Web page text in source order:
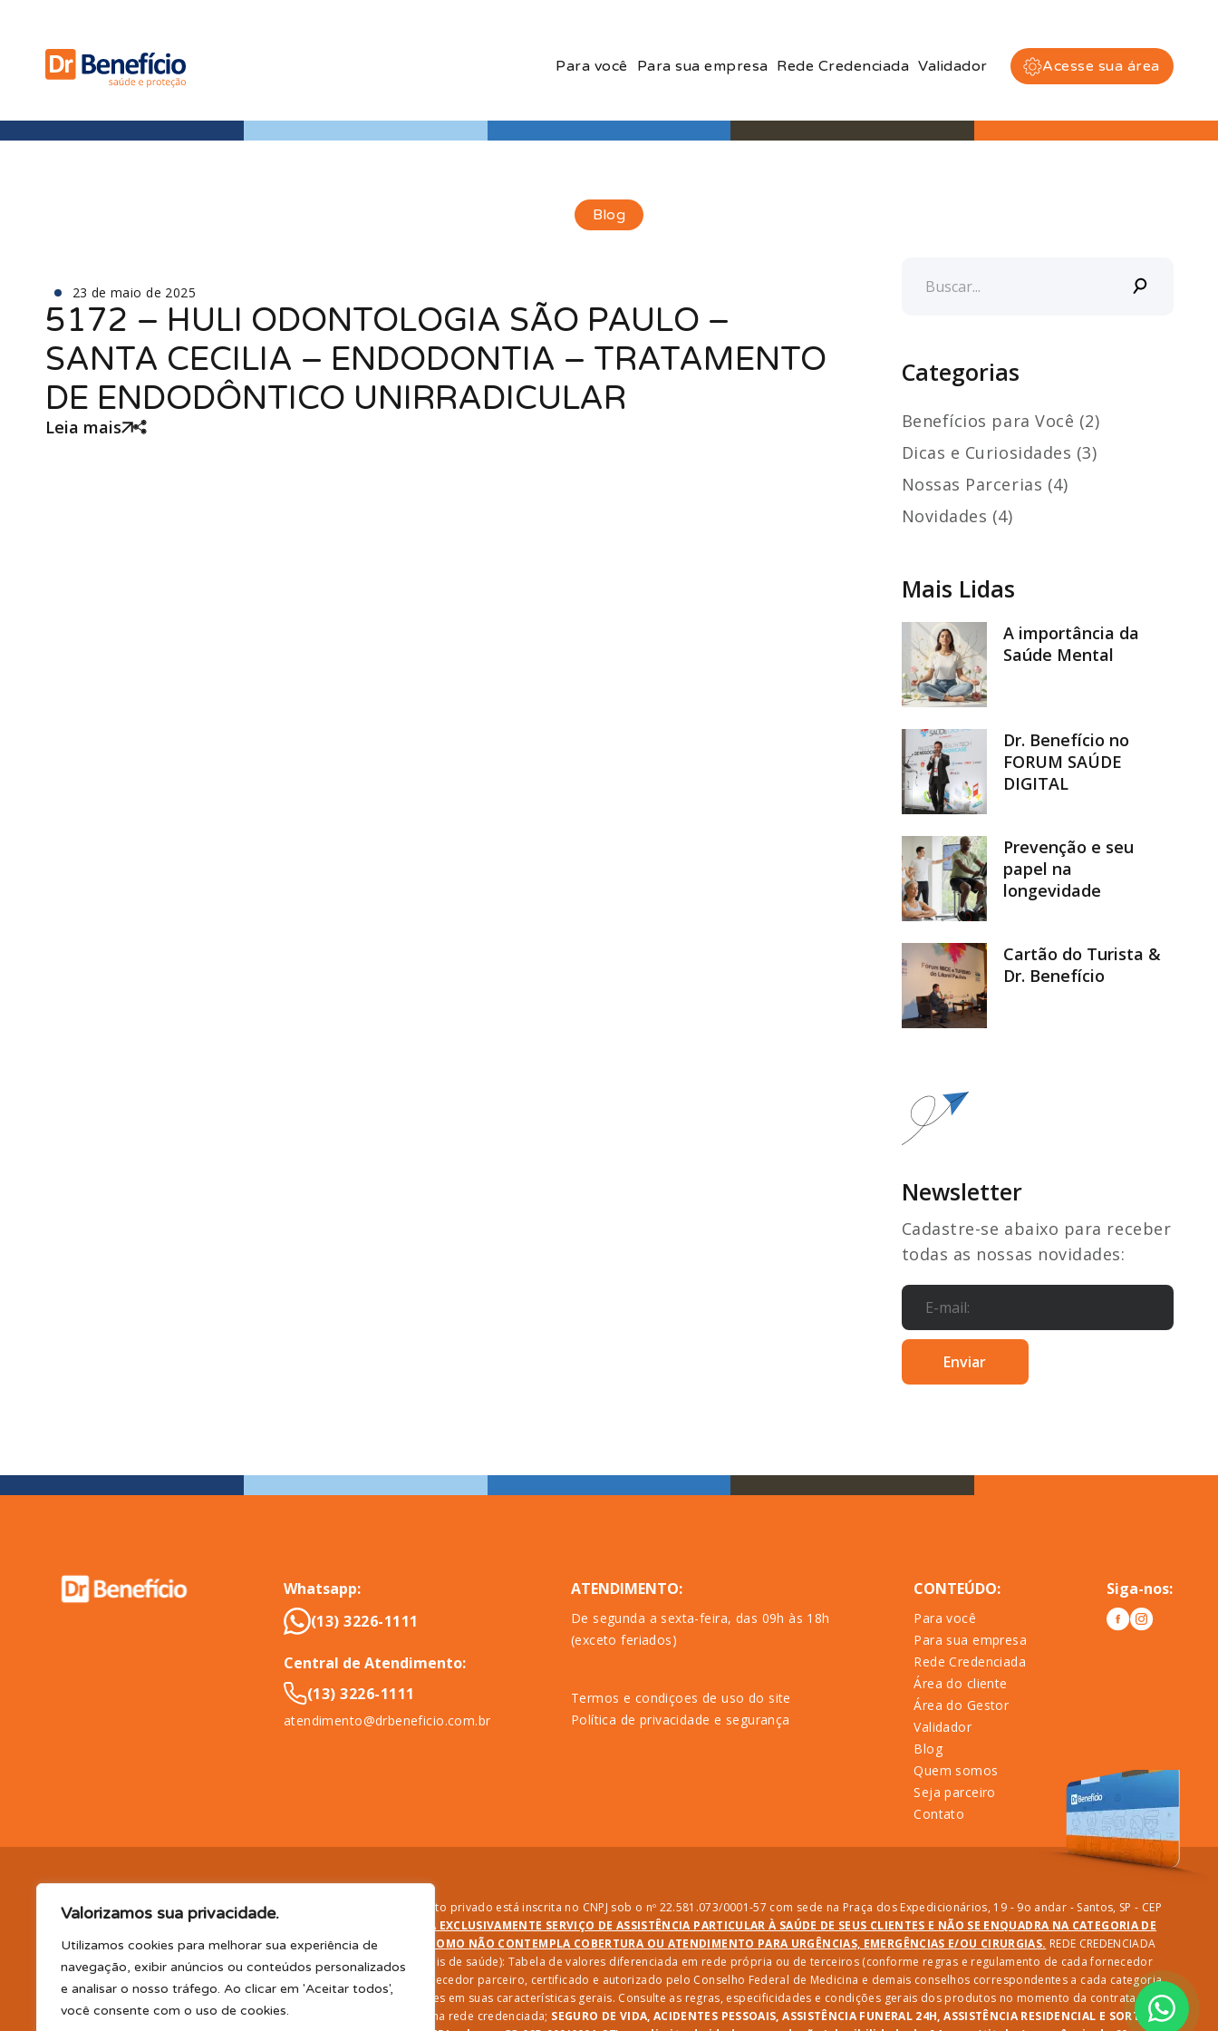
Valorizamos sua privacidade.
Utilizamos cookies para melhorar sua experiência de
navegação, exibir anúncios ou conteúdos personalizados
e analisar o nosso tráfego. Ao clicar em 'Aceitar todos',
você consente com o uso de cookies.
Para você Para sua empresa Rede Credenciada Validador Acesse sua área
Blog
23 de maio de 2025
5172 – HULI ODONTOLOGIA SÃO PAULO –
SANTA CECILIA – ENDODONTIA – TRATAMENTO
DE ENDODÔNTICO UNIRRADICULAR
Leia mais
Categorias
Benefícios para Você (2)
Dicas e Curiosidades (3)
Nossas Parcerias (4)
Novidades (4)
Mais Lidas
A importância da
Saúde Mental
Dr. Benefício no
FORUM SAÚDE
DIGITAL
Prevenção e seu
papel na
longevidade
Cartão do Turista &
Dr. Benefício
Newsletter
Cadastre-se abaixo para receber
todas as nossas novidades:
Whatsapp:
(13) 3226-1111
Central de Atendimento:
(13) 3226-1111
atendimento@drbeneficio.com.br
ATENDIMENTO:
De segunda a sexta-feira, das 09h às 18h
(exceto feriados)
Termos e condiçoes de uso do site
Política de privacidade e segurança
CONTEÚDO:
Para você
Para sua empresa
Rede Credenciada
Área do cliente
Área do Gestor
Validador
Blog
Quem somos
Seja parceiro
Contato
Siga-nos:
DR. BENEFÍCIO (InCompany Benefícios LTDA.), pessoa jurídica de direito privado está inscrita no CNPJ sob o nº 22.581.073/0001-57 com sede na Praça dos Expedicionários, 19 - 9o andar - Santos, SP - CEP
EM BENEFÍCIOS PARA SAÚDE, A DR. BENEFÍCIO PRESTA EXCLUSIVAMENTE SERVIÇO DE ASSISTÊNCIA PARTICULAR À SAÚDE DE SEUS CLIENTES E NÃO SE ENQUADRA NA CATEGORIA DE
PLANO DE SAÚDE E/OU ODONTOLÓGICO SUPLEMENTAR, ASSIM COMO NÃO CONTEMPLA COBERTURA OU ATENDIMENTO PARA URGÊNCIAS, EMERGÊNCIAS E/OU CIRURGIAS. REDE CREDENCIADA
(consultas, exames, tratamentos e demais serviços e/ou profissionais de saúde): Tabela de valores diferenciada em rede própria ou de terceiros (conforme regras e regulamento de cada fornecedor
parceiro); TELEMEDICINA e TELECONSULTA: Serviço realizado por fornecedor parceiro, certificado e autorizado pelo Conselho Federal de Medicina e demais conselhos correspondentes a cada categoria
profissional disponibilizada. Os planos oferecidos possuem variações em suas características gerais. Consulte as regras, especificidades e condições gerais dos produtos no momento da contratação.
CLUBE DR. BENEFÍCIO e FARMÁCIA: Desconto em produtos e serviços na rede credenciada; SEGURO DE VIDA, ACIDENTES PESSOAIS, ASSISTÊNCIA FUNERAL 24H, ASSISTÊNCIA RESIDENCIAL E SORTEIO: